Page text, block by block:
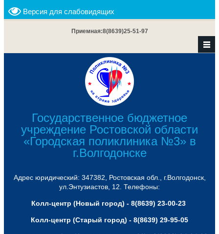
Версия для слабовидящих
Приемная:8(8639)25-51-97
Государственное бюджетное
учреждение Ростовской области
«Городская поликлиника №3» в
г.Волгодонске
Адрес юридический: 347382, Ростовская обл., г.Волгодонск,
ул.Энтузиастов, 12. Телефоны:
Колл-центр (Новый город) - 8(8639) 23-00-23
Колл-центр (Старый город) - 8(8639) 29-95-05